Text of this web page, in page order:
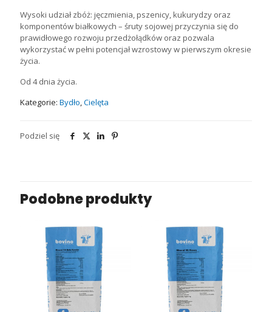
Wysoki udział zbóż: jęczmienia, pszenicy, kukurydzy oraz
komponentów białkowych – śruty sojowej przyczynia się do
prawidłowego rozwoju przedżołądków oraz pozwala
wykorzystać w pełni potencjał wzrostowy w pierwszym okresie
życia.
Od 4 dnia życia.
Kategorie: Bydło,Cielęta
Podziel się
Podobne produkty